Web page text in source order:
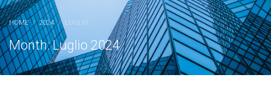
HOME 2024 LUGLIO
Month: Luglio 2024